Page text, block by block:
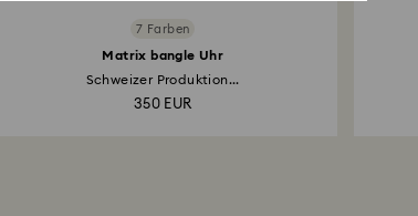
7 Farben
Matrix bangle Uhr
Schweizer Produktion...
350 EUR